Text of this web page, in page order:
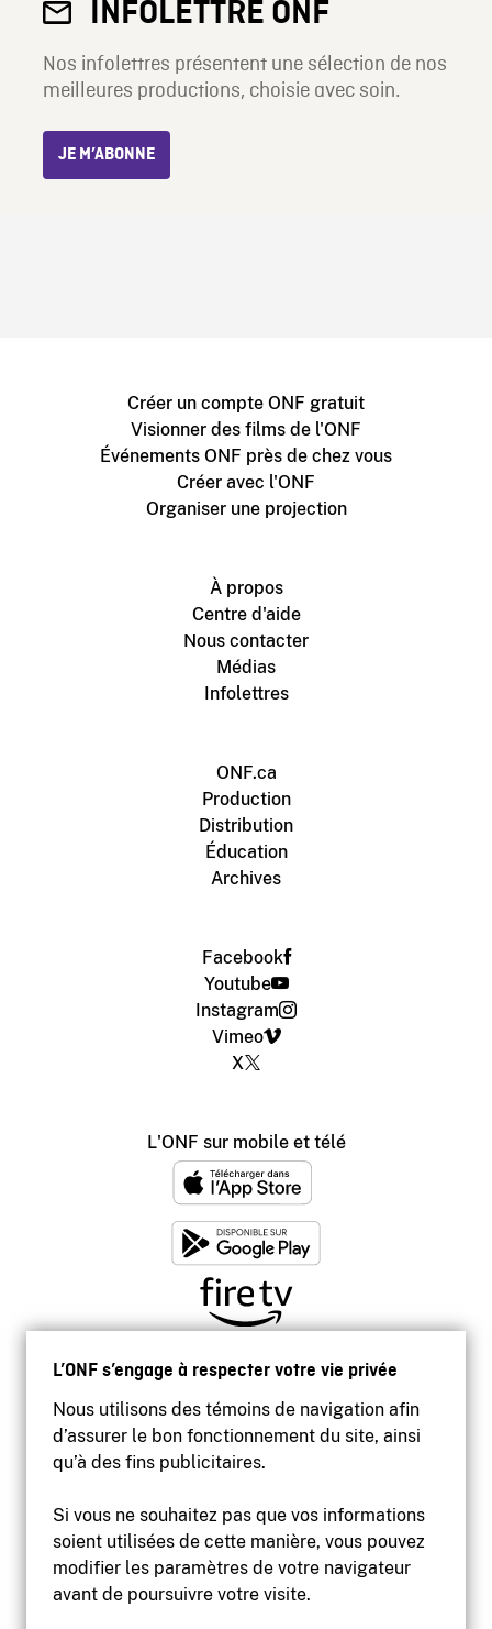
L’ONF s’engage à respecter votre vie privée
Nous utilisons des témoins de navigation afin
d’assurer le bon fonctionnement du site, ainsi
qu’à des fins publicitaires.
Si vous ne souhaitez pas que vos informations
soient utilisées de cette manière, vous pouvez
modifier les paramètres de votre navigateur
avant de poursuivre votre visite.
INFOLETTRE ONF
Nos infolettres présentent une sélection de nos
meilleures productions, choisie avec soin.
JE M’ABONNE
Créer un compte ONF gratuit
Visionner des films de l'ONF
Événements ONF près de chez vous
Créer avec l'ONF
Organiser une projection
À propos
Centre d'aide
Nous contacter
Médias
Infolettres
ONF.ca
Production
Distribution
Éducation
Archives
Facebook
Youtube
Instagram
Vimeo
X
L'ONF sur mobile et télé
Accessibilité
Site institutionnel